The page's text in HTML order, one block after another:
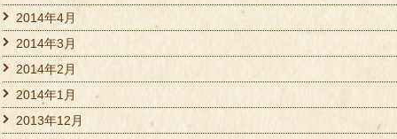
2014年4月
2014年3月
2014年2月
2014年1月
2013年12月